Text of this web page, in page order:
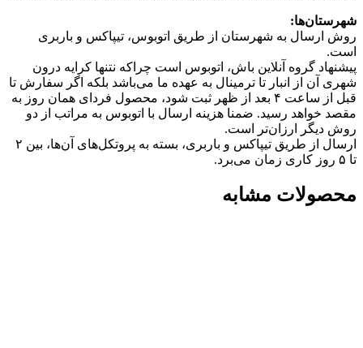
شهرستان‌ها:
روش ارسال به شهرستان از طریق اتوبوس، تیپاکس و باربری
است.
پیشنهاد گروه آنلاین باش، اتوبوس است چرا‌که نتنها کرایه درون
شهری آن از انبار تا ترمینال به عهده ما می‌باشد بلکه اگر سفارش تا
قبل از ساعت ۴ بعد از ظهر ثبت شود، محصول فردای همان روز به
مقصد خواهد رسید. ضمنا هزینه ارسال با اتوبوس به مراتب از دو
روش دیگر ارزان‌تر است.
ارسال از طریق تیپاکس و باربری، بسته به پروتکل‌های آن‌ها، بین ۲
تا ۵ روز کاری زمان می‌برد.
محصولات مشابه